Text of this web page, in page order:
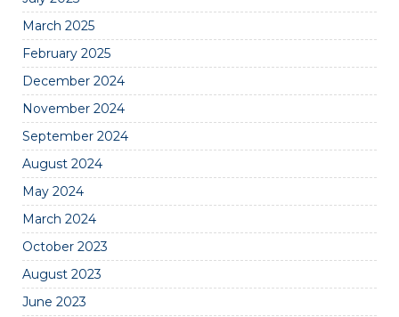
March 2025
February 2025
December 2024
November 2024
September 2024
August 2024
May 2024
March 2024
October 2023
August 2023
June 2023